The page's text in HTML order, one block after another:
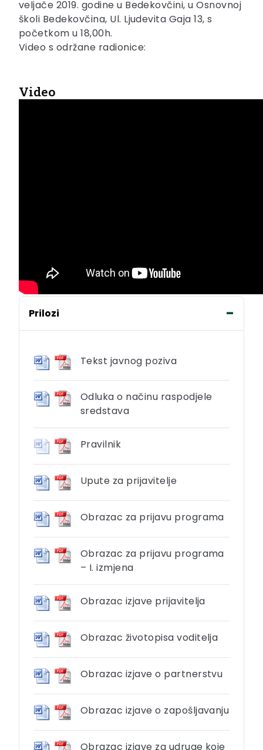
veljače 2019. godine u Bedekovčini, u Osnovnoj
školi Bedekovčina, Ul. Ljudevita Gaja 13, s
početkom u 18,00h.
Video s održane radionice:
Video
Prilozi
Tekst javnog poziva
Odluka o načinu raspodjele
sredstava
Pravilnik
Upute za prijavitelje
Obrazac za prijavu programa
Obrazac za prijavu programa
– I. izmjena
Obrazac izjave prijavitelja
Obrazac životopisa voditelja
Obrazac izjave o partnerstvu
Obrazac izjave o zapošljavanju
Obrazac izjave za udruge koje